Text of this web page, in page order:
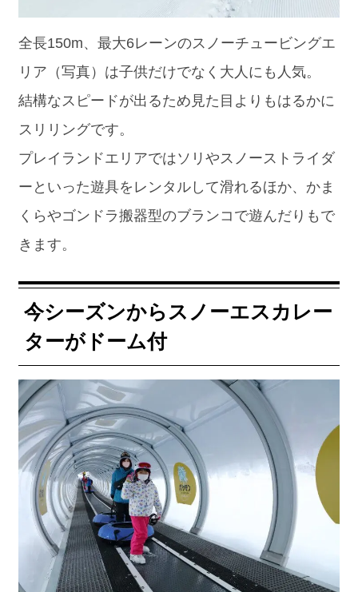
全長150m、最大6レーンのスノーチュービングエ
リア（写真）は子供だけでなく大人にも人気。
結構なスピードが出るため見た目よりもはるかに
スリリングです。
プレイランドエリアではソリやスノーストライダ
ーといった遊具をレンタルして滑れるほか、かま
くらやゴンドラ搬器型のブランコで遊んだりもで
きます。
今シーズンからスノーエスカレー
ターがドーム付